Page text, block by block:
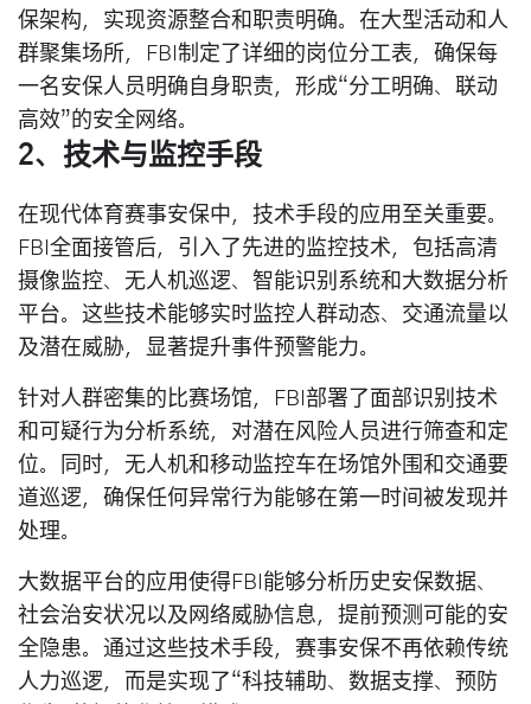
保架构，实现资源整合和职责明确。在大型活动和人
群聚集场所，FBI制定了详细的岗位分工表，确保每
一名安保人员明确自身职责，形成“分工明确、联动
高效”的安全网络。
2、技术与监控手段
在现代体育赛事安保中，技术手段的应用至关重要。
FBI全面接管后，引入了先进的监控技术，包括高清
摄像监控、无人机巡逻、智能识别系统和大数据分析
平台。这些技术能够实时监控人群动态、交通流量以
及潜在威胁，显著提升事件预警能力。
针对人群密集的比赛场馆，FBI部署了面部识别技术
和可疑行为分析系统，对潜在风险人员进行筛查和定
位。同时，无人机和移动监控车在场馆外围和交通要
道巡逻，确保任何异常行为能够在第一时间被发现并
处理。
大数据平台的应用使得FBI能够分析历史安保数据、
社会治安状况以及网络威胁信息，提前预测可能的安
全隐患。通过这些技术手段，赛事安保不再依赖传统
人力巡逻，而是实现了“科技辅助、数据支撑、预防